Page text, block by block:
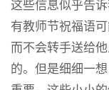
这些信息似乎告
有教师节祝福语
而不会转手送给
的。但是细细一